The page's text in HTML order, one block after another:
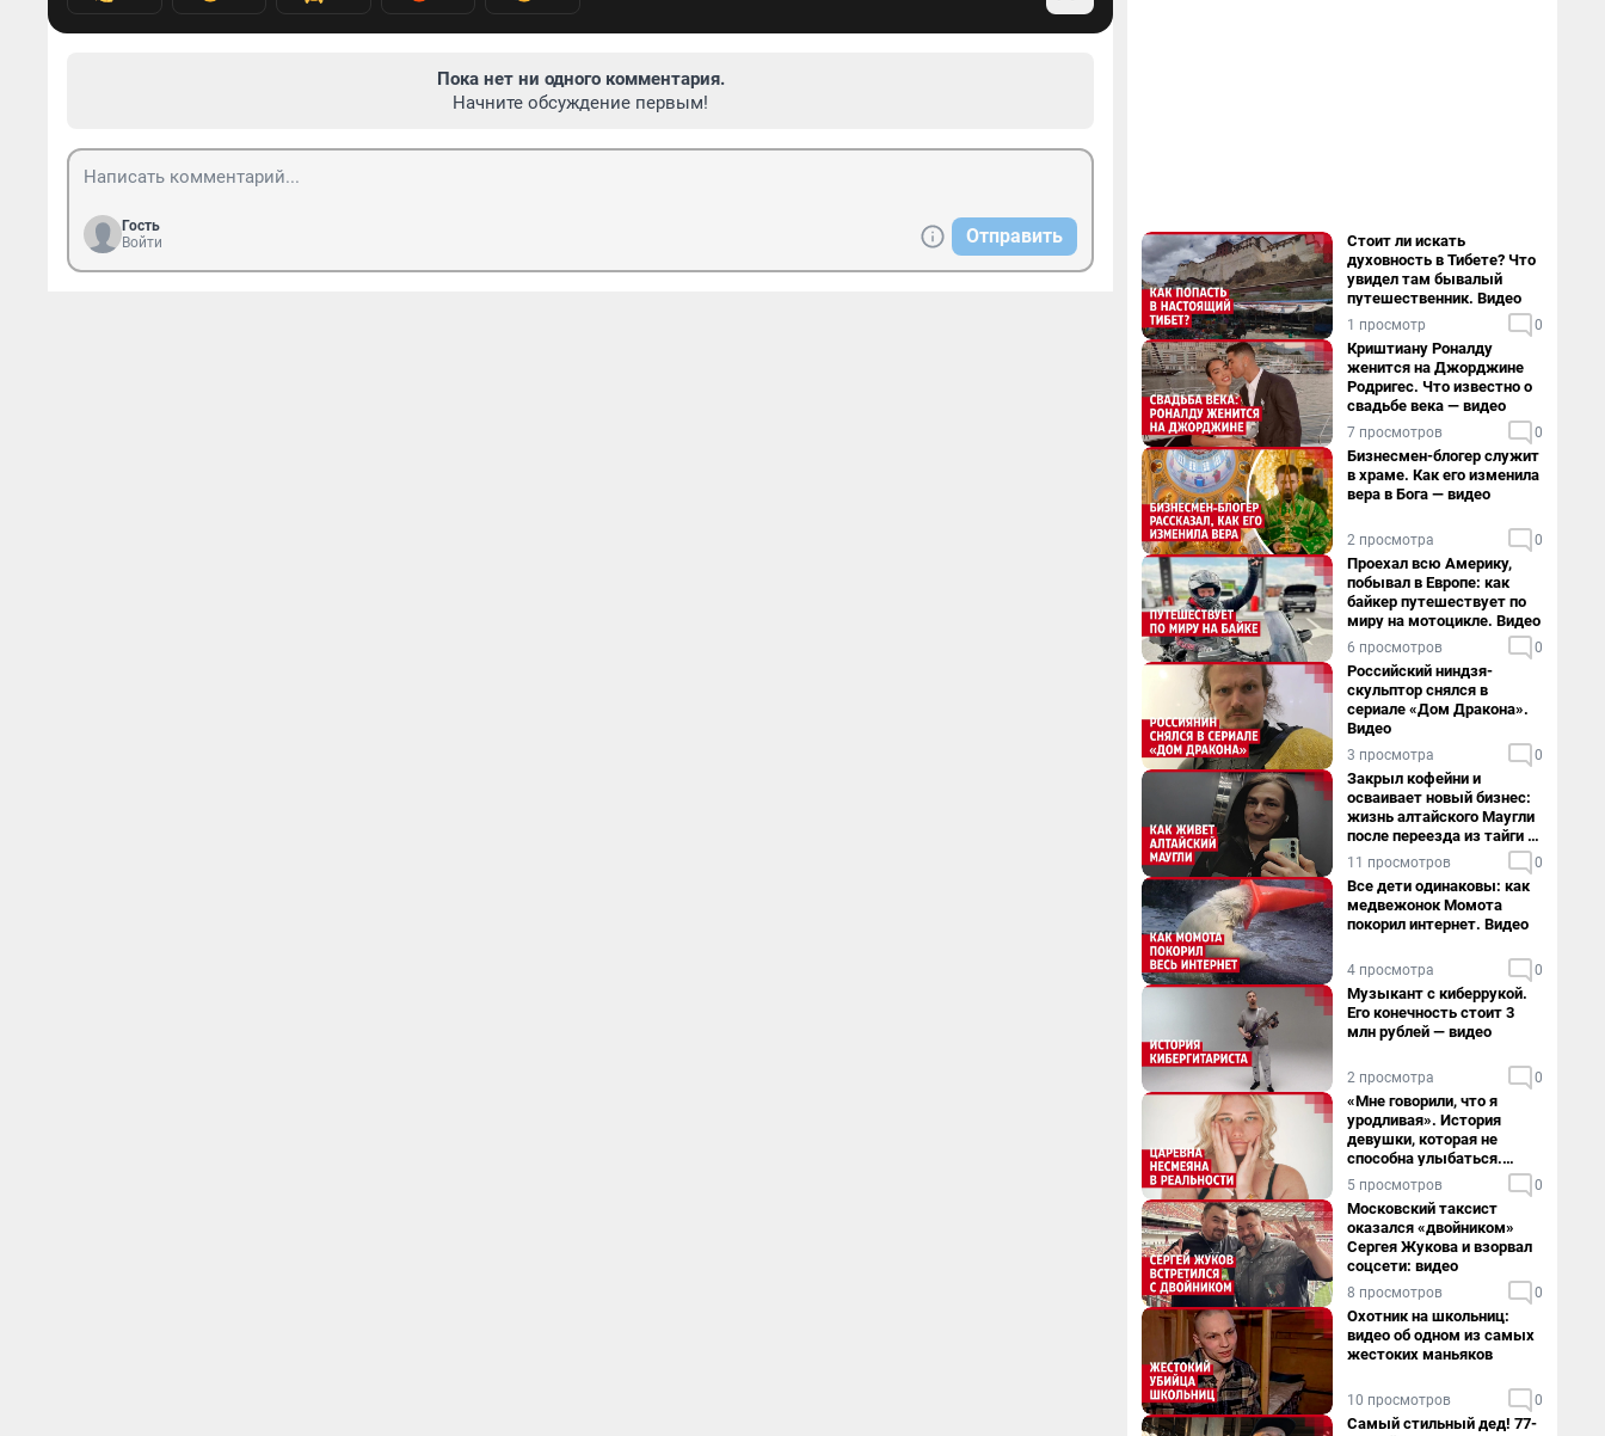
Пока нет ни одного комментария.
Начните обсуждение первым!
Гость
Войти
Отправить
Стоит ли искать
духовность в Тибете? Что
увидел там бывалый
путешественник. Видео
1 просмотр 0
Криштиану Роналду
женится на Джорджине
Родригес. Что известно о
свадьбе века — видео
7 просмотров 0
Бизнесмен-блогер служит
в храме. Как его изменила
вера в Бога — видео
2 просмотра 0
Проехал всю Америку,
побывал в Европе: как
байкер путешествует по
миру на мотоцикле. Видео
6 просмотров 0
Российский ниндзя-
скульптор снялся в
сериале «Дом Дракона».
Видео
3 просмотра 0
Закрыл кофейни и
осваивает новый бизнес:
жизнь алтайского Маугли
после переезда из тайги в
столицу
11 просмотров 0
Все дети одинаковы: как
медвежонок Момота
покорил интернет. Видео
4 просмотра 0
Музыкант с киберрукой.
Его конечность стоит 3
млн рублей — видео
2 просмотра 0
«Мне говорили, что я
уродливая». История
девушки, которая не
способна улыбаться.
Видео
5 просмотров 0
Московский таксист
оказался «двойником»
Сергея Жукова и взорвал
соцсети: видео
8 просмотров 0
Охотник на школьниц:
видео об одном из самых
жестоких маньяков
10 просмотров 0
Самый стильный дед! 77-